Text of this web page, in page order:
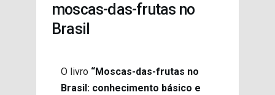
moscas-das-frutas no
Brasil
O livro “Moscas-das-frutas no
Brasil: conhecimento básico e